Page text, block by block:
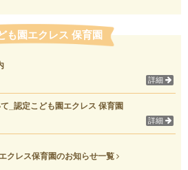
も園エクレス 保育園
詳細
_認定こども園エクレス 保育園
詳細
クレス保育園のお知らせ一覧